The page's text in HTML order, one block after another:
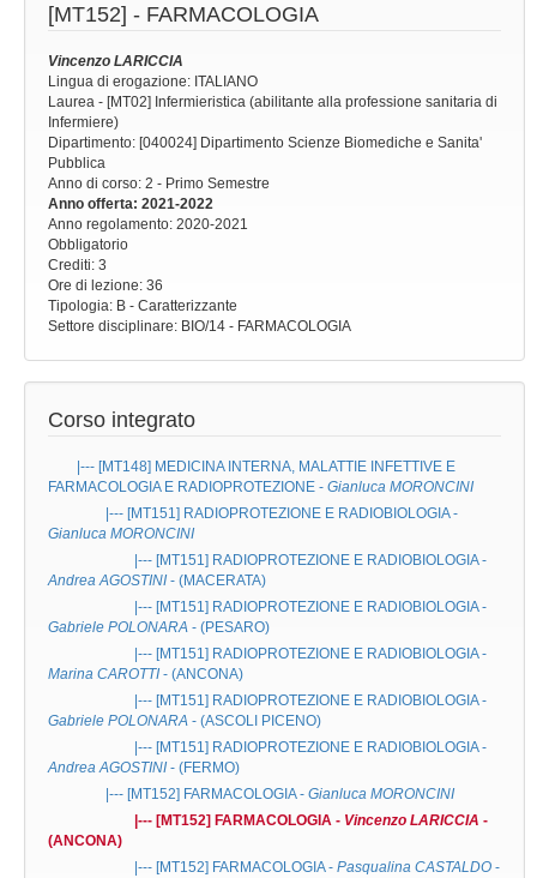
[MT152] - FARMACOLOGIA
Vincenzo LARICCIA
Lingua di erogazione: ITALIANO
Laurea - [MT02] Infermieristica (abilitante alla professione sanitaria di
Infermiere)
Dipartimento: [040024] Dipartimento Scienze Biomediche e Sanita'
Pubblica
Anno di corso: 2 - Primo Semestre
Anno offerta: 2021-2022
Anno regolamento: 2020-2021
Obbligatorio
Crediti: 3
Ore di lezione: 36
Tipologia: B - Caratterizzante
Settore disciplinare: BIO/14 - FARMACOLOGIA
Corso integrato
|--- [MT148] MEDICINA INTERNA, MALATTIE INFETTIVE E
FARMACOLOGIA E RADIOPROTEZIONE - Gianluca MORONCINI
|--- [MT151] RADIOPROTEZIONE E RADIOBIOLOGIA-
Gianluca MORONCINI
|--- [MT151] RADIOPROTEZIONE E RADIOBIOLOGIA-
Andrea AGOSTINI - (MACERATA)
|--- [MT151] RADIOPROTEZIONE E RADIOBIOLOGIA-
Gabriele POLONARA - (PESARO)
|--- [MT151] RADIOPROTEZIONE E RADIOBIOLOGIA-
Marina CAROTTI - (ANCONA)
|--- [MT151] RADIOPROTEZIONE E RADIOBIOLOGIA-
Gabriele POLONARA - (ASCOLI PICENO)
|--- [MT151] RADIOPROTEZIONE E RADIOBIOLOGIA-
Andrea AGOSTINI - (FERMO)
|--- [MT152] FARMACOLOGIA- Gianluca MORONCINI
|--- [MT152] FARMACOLOGIA - Vincenzo LARICCIA -
(ANCONA)
|--- [MT152] FARMACOLOGIA- Pasqualina CASTALDO -